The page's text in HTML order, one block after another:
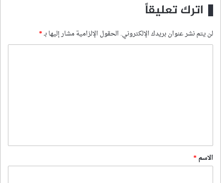
اترك تعليقاً
لن يتم نشر عنوان بريدك الإلكتروني. الحقول الإلزامية مشار إليها بـ*
*
الاسم *